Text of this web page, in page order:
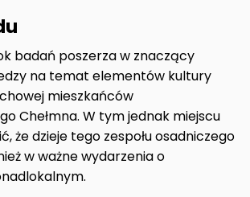
badań poszerza w znaczący
na temat elementów kultury
mieszkańców
Chełmna. W tym jednak miejscu
że dzieje tego zespołu osadniczego
w ważne wydarzenia o